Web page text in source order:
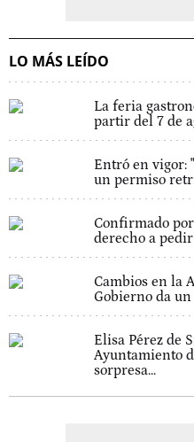
LO MÁS LEÍDO
La feria
partir del 7 de
Entró en vigor:
un permiso
Confirmado
derecho a pedir
Cambios en la
Gobierno da
Elisa Pérez de
Ayuntamiento
sorpresa...